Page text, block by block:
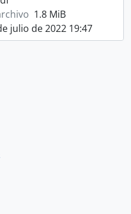
1.8 MiB
julio de 2022 19:47